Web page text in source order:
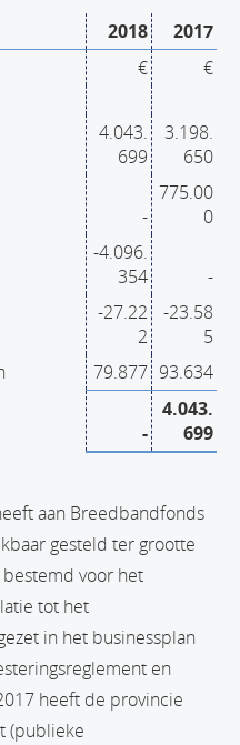
2018
2017
€
€
4.043.
699
3.198.
650
-
775.00
0
-4.096.
354
-
-27.22
2
-23.58
5
79.877 93.634
-
4.043.
699
aan Breedbandfonds
gesteld ter grootte
bestemd voor het
tot het
in het businessplan
en
heeft de provincie
(publieke